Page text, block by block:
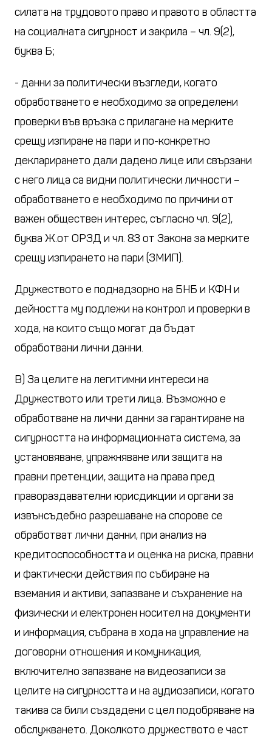
силата на трудовото право и правото в областта
на социалната сигурност и закрила – чл. 9(2),
буква Б;
- данни за политически възгледи, когато
обработването е необходимо за определени
проверки във връзка с прилагане на мерките
срещу изпиране на пари и по-конкретно
декларирането дали дадено лице или свързани
с него лица са видни политически личности –
обработването е необходимо по причини от
важен обществен интерес, съгласно чл. 9(2),
буква Ж.от ОРЗД и чл. 83 от Закона за мерките
срещу изпирането на пари (ЗМИП).
Дружеството е поднадзорно на БНБ и КФН и
дейността му подлежи на контрол и проверки в
хода, на които също могат да бъдат
обработвани лични данни.
В) За целите на легитимни интереси на
Дружеството или трети лица. Възможно е
обработване на лични данни за гарантиране на
сигурността на информационната система, за
установяване, упражняване или защита на
правни претенции, защита на права пред
правораздавателни юрисдикции и органи за
извънсъдебно разрешаване на спорове се
обработват лични данни, при анализ на
кредитоспособността и оценка на риска, правни
и фактически действия по събиране на
вземания и активи, запазване и съхранение на
физически и електронен носител на документи
и информация, събрана в хода на управление на
договорни отношения и комуникация,
включително запазване на видеозаписи за
целите на сигурността и на аудиозаписи, когато
такива са били създадени с цел подобряване на
обслужването. Доколкото дружеството е част